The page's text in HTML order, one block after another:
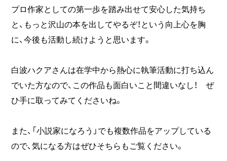
プロ作家としての第一歩を踏み出せて安心した気持ち
と、もっと沢山の本を出してやるぞ！という向上心を胸
に、今後も活動し続けようと思います。
白波ハクアさんは在学中から熱心に執筆活動に打ち込ん
でいた方なので、この作品も面白いこと間違いなし！ ぜ
ひ手に取ってみてくださいね。
また、「小説家になろう」でも複数作品をアップしている
ので、気になる方はぜひそちらもご覧ください。